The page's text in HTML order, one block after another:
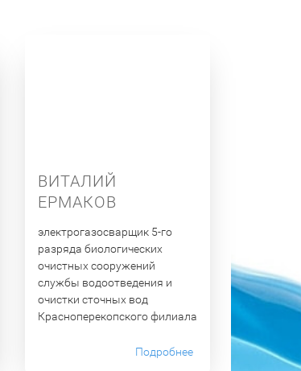
ВИТАЛИЙ
ЕРМАКОВ
электрогазосварщик 5-го
разряда биологических
очистных сооружений
службы водоотведения и
очистки сточных вод
Красноперекопского филиала
Подробнее